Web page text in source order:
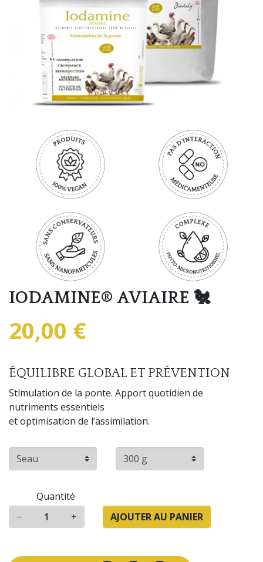
IODAMINE® AVIAIRE 🐔
20,00 €
ÉQUILIBRE GLOBAL ET PRÉVENTION
Stimulation de la ponte. Apport quotidien de
nutriments essentiels
et optimisation de l’assimilation.
Quantité
−
+ AJOUTER AU PANIER